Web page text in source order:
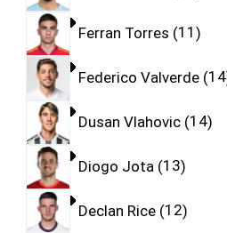
Ferran Torres 11
Federico Valverde 14
Dusan Vlahovic 14
Diogo Jota 13
Declan Rice 12